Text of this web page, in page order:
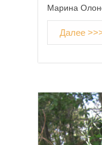
Марина
Далее